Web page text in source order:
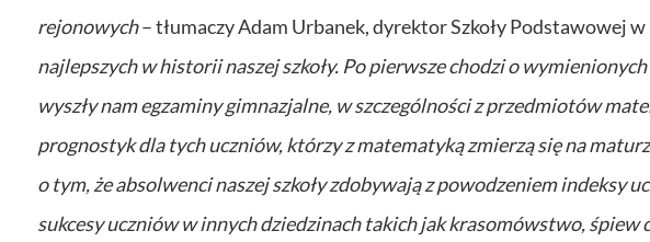
rejonowych– tłumaczy Adam Urbanek, dyrektor Szkoły Podstawowej
najlepszych w historii naszej szkoły. Po pierwsze chodzi o
wyszły nam egzaminy gimnazjalne, w szczególności z przedmiotów
prognostyk dla tych uczniów, którzy z matematyką zmierzą się na
o tym, że absolwenci naszej szkoły zdobywają z powodzeniem indeksy
sukcesy uczniów w innych dziedzinach takich jak krasomówstwo, śpiew